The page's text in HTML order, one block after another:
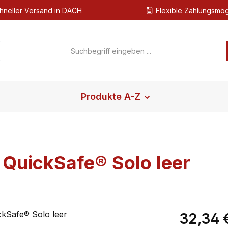
Versand in DACH Flexible
Produkte A-Z
Solo leer
Regulärer
32,34